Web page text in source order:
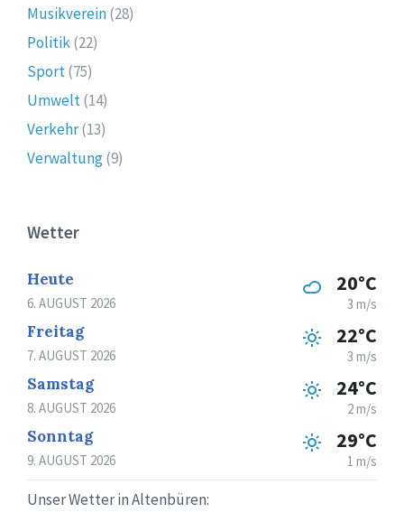
Musikverein(28)
Politik(22)
Sport(75)
Umwelt(14)
Verkehr(13)
Verwaltung(9)
Wetter
Heute
6. AUGUST 2026
20°C
3 m/s
Freitag
7. AUGUST 2026
22°C
3 m/s
Samstag
8. AUGUST 2026
24°C
2 m/s
Sonntag
9. AUGUST 2026
29°C
1 m/s
Unser Wetter in Altenbüren: